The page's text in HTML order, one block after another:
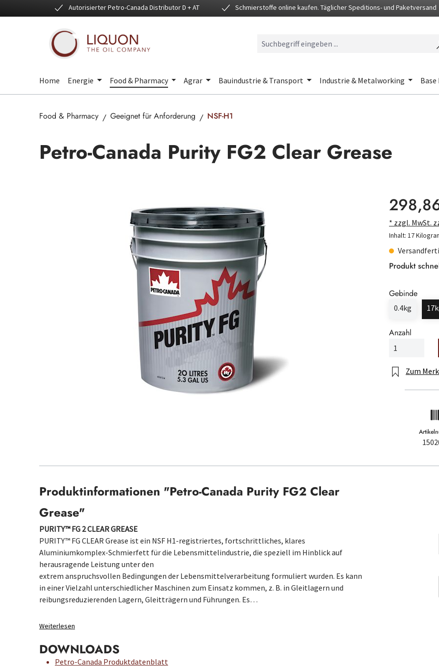
Hauptinhalt springen
Zur Suche springen
Zur Hauptnavigation springenAutorisierter Petro-Canada Distributor D + AT Schmierstoffe online kaufen. Täglicher Speditions- und Paketversand
Home Energie Food & Pharmacy Agrar Bauindustrie & Transport Industrie & Metalworking
Food & Pharmacy Geeignet für Anforderung NSF-H1
Petro-Canada Purity FG2 Clear Grease
Regulärer Preis:
* zzgl. MwSt.
Inhalt: 17
Produkt
Gebinde
0.4kg
Anzahl
Zum
Produktinformationen "Petro-Canada Purity FG2 Clear
Grease"
PURITY™ FG 2 CLEAR GREASE
PURITY™ FG CLEAR Grease ist ein NSF H1-registriertes, fortschrittliches, klares
Aluminiumkomplex-Schmierfett für die Lebensmittelindustrie, die speziell im Hinblick auf
herausragende Leistung unter den
extrem anspruchsvollen Bedingungen der Lebensmittelverarbeitung formuliert wurden. Es kann
in einer Vielzahl unterschiedlicher Maschinen zum Einsatz kommen, z. B. in Gleitlagern und
reibungsreduzierenden Lagern, Gleitträgern und Führungen. Es…
Weiterlesen
DOWNLOADS
Petro-Canada Produktdatenblatt